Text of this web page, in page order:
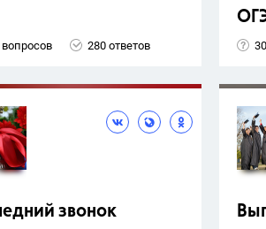
вопросов 280 ответов
звонок